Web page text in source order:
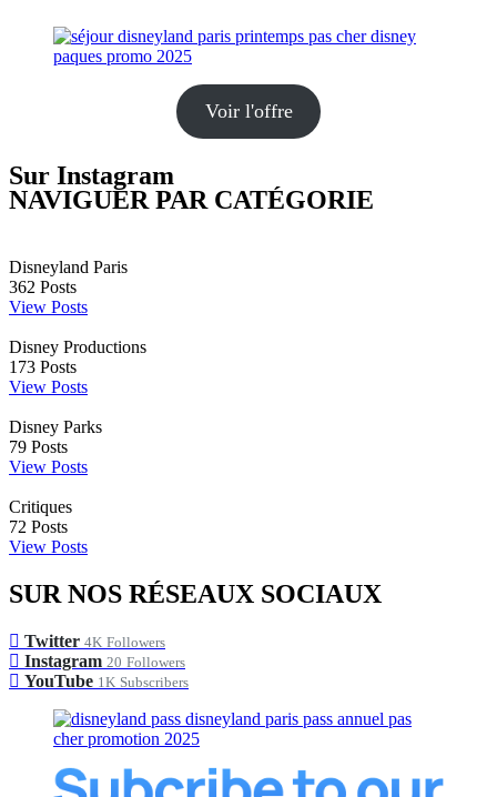
Voir l'offre
Sur Instagram
NAVIGUER PAR CATÉGORIE
Disneyland Paris
362 Posts
View Posts
Disney Productions
173 Posts
View Posts
Disney Parks
79 Posts
View Posts
Critiques
72 Posts
View Posts
SUR NOS RÉSEAUX SOCIAUX
Twitter 4K Followers
Instagram 20 Followers
YouTube 1K Subscribers